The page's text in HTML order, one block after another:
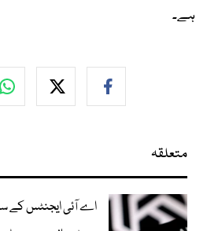
ہے۔
متعلقہ
اے آئی ایجنٹس کے